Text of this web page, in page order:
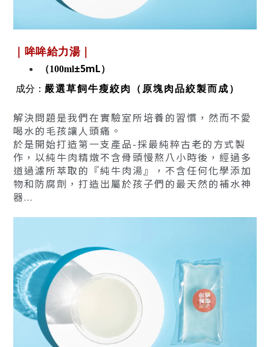
｜哞哞給力湯｜
（100ml±5mL）
成分： 嚴選草飼牛瘦絞肉（原塊肉品絞製而成）
解決問題是我們在實驗室所培養的習慣，然而不愛
喝水的毛孩讓人頭痛。
於是開始打造第一支產品-採最純粹古老的方式製
作，以純牛肉精燉不含骨頭慢熬八小時後，經過多
道過濾所萃取的『純牛肉湯』，不含任何化學添加
物和防腐劑，打造出屬於孩子們的最天然的補水神
器...